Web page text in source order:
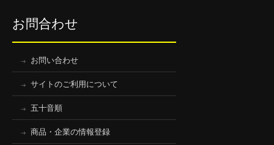
お問合わせ
お問い合わせ
サイトのご利用について
五十音順
商品・企業の情報登録